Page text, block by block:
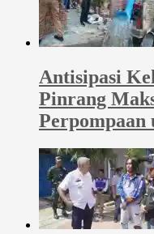
Antisipasi
Pinrang